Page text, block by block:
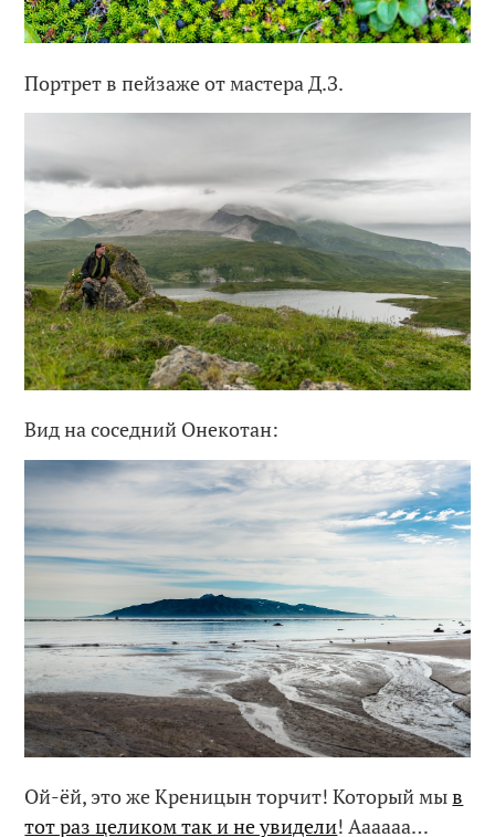
Портрет в пейзаже от мастера Д.З.
Вид на соседний Онекотан:
Ой-ёй, это же Креницын торчит! Который мыв
тот раз целиком так и не увидели! Аааааа…